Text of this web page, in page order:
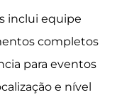
inclui equipe
completos
para eventos
e nível